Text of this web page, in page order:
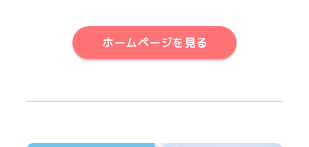
ホームページを見る